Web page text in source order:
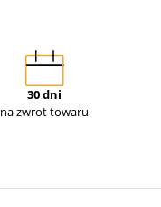
30 dni
na zwrot towaru